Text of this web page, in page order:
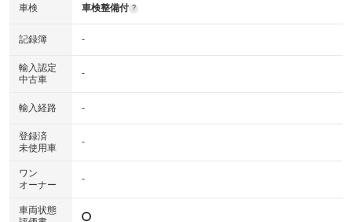
車検 車検整備付 ?
記録簿 -
輸入認定
中古車
-
輸入経路 -
登録済
未使用車
-
ワン
オーナー
-
車両状態